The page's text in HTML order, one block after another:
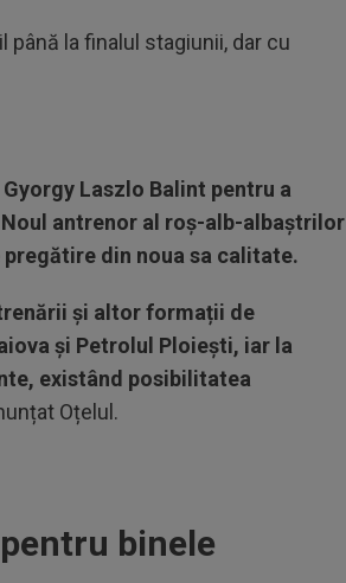
până la finalul stagiunii, dar cu
Laszlo Balint pentru a
antrenor al roș-alb-albaștrilor
din noua sa calitate.
și altor formații de
și Petrolul Ploiești, iar la
existând posibilitatea
Oțelul.
binele